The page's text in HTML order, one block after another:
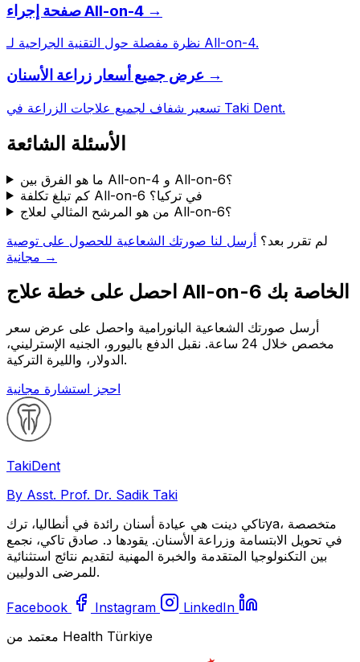
صفحة إجراء All-on-4 →
نظرة مفصلة حول التقنية الجراحية لـ All-on-4.
عرض جميع أسعار زراعة الأسنان →
تسعير شفاف لجميع علاجات الزراعة في Taki Dent.
الأسئلة الشائعة
ما هو الفرق بين All-on-4 و All-on-6؟
كم تبلغ تكلفة All-on-6 في تركيا؟
من هو المرشح المثالي لعلاج All-on-6؟
لم تقرر بعد؟ أرسل لنا صورتك الشعاعية للحصول على توصية
مجانية →
احصل على خطة علاج All-on-6 الخاصة بك
أرسل صورتك الشعاعية البانورامية واحصل على عرض سعر
مخصص خلال 24 ساعة. نقبل الدفع باليورو، الجنيه الإسترليني،
الدولار، والليرة التركية.
احجز استشارة مجانية
TakiDent
By Asst. Prof. Dr. Sadik Taki
تاكي دينت هي عيادة أسنان رائدة في أنطاليا، تركya، متخصصة
في تحويل الابتسامة وزراعة الأسنان. يقودها د. صادق تاكي، نجمع
بين التكنولوجيا المتقدمة والخبرة المهنية لتقديم نتائج استثنائية
للمرضى الدوليين.
Facebook Instagram
LinkedIn
معتمد من Health Türkiye